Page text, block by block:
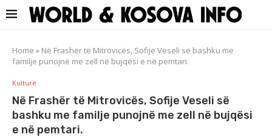
Home » Në Frashër të Mitrovicës, Sofije Veseli së bashku me
familje punojnë me zell në bujqësi e në pemtari.
Kulturë
Në Frashër të Mitrovicës, Sofije Veseli së
bashku me familje punojnë me zell në bujqësi
e në pemtari.